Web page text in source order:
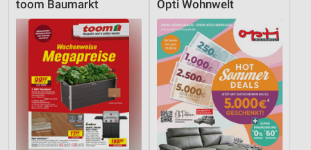
toom Baumarkt Opti Wohnwelt